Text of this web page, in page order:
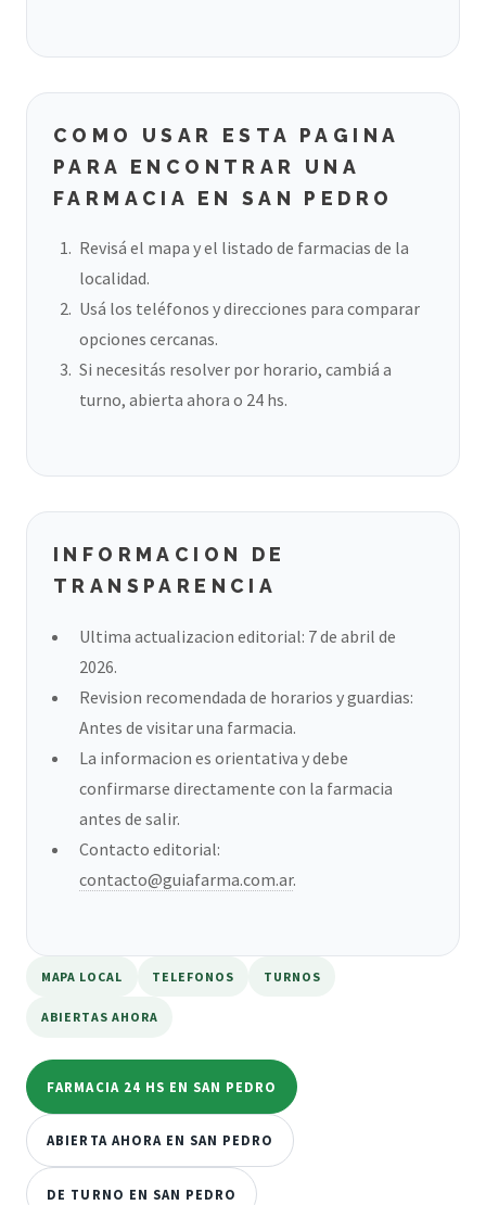
COMO USAR ESTA PAGINA
PARA ENCONTRAR UNA
FARMACIA EN SAN PEDRO
Revisá el mapa y el listado de farmacias de la
localidad.
Usá los teléfonos y direcciones para comparar
opciones cercanas.
Si necesitás resolver por horario, cambiá a
turno, abierta ahora o 24 hs.
INFORMACION DE
TRANSPARENCIA
Ultima actualizacion editorial: 7 de abril de
2026.
Revision recomendada de horarios y guardias:
Antes de visitar una farmacia.
La informacion es orientativa y debe
confirmarse directamente con la farmacia
antes de salir.
Contacto editorial:
contacto@guiafarma.com.ar.
MAPA LOCAL TELEFONOS TURNOS
ABIERTAS AHORA
FARMACIA 24 HS EN SAN PEDRO
ABIERTA AHORA EN SAN PEDRO
DE TURNO EN SAN PEDRO